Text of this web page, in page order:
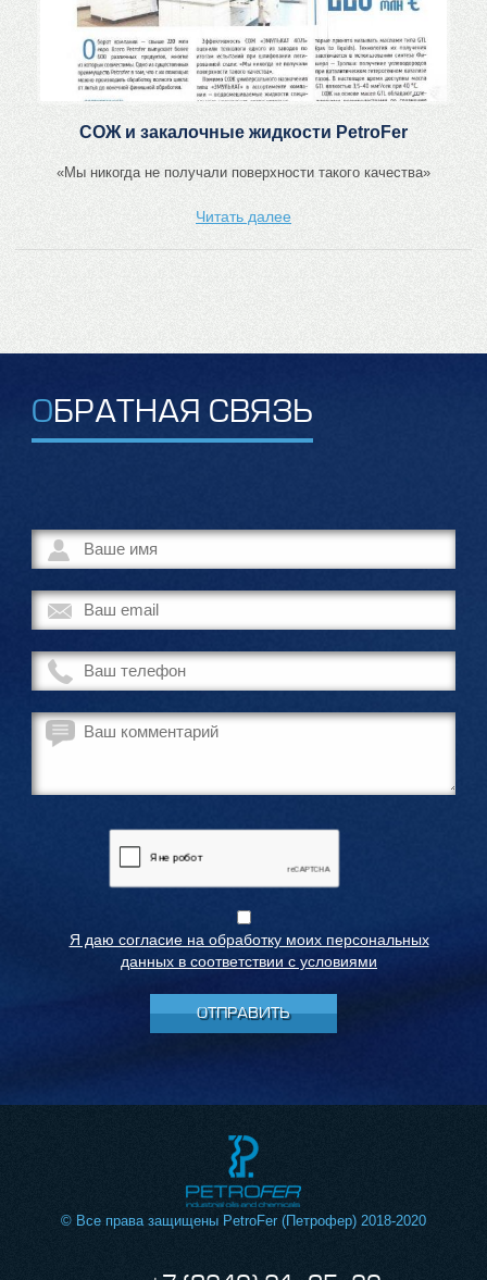
СОЖ и закалочные жидкости PetroFer
«Мы никогда не получали поверхности такого качества»
Читать далее
ОБРАТНАЯ СВЯЗЬ
Я даю согласие на обработку моих персональных
данных в соответствии с условиями
ОТПРАВИТЬ
© Все права защищены PetroFer (Петрофер) 2018-2020